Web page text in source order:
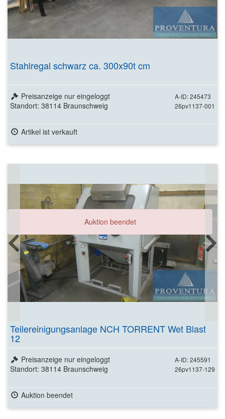
Stahlregal schwarz ca. 300x90t cm
A-ID: 245473
26pv1137-001
Preisanzeige nur eingeloggt
Standort: 38114 Braunschweig
Artikel ist verkauft
Auktion beendet
Teilereinigungsanlage NCH TORRENT Wet Blast
12
A-ID: 245591
26pv1137-129
Preisanzeige nur eingeloggt
Standort: 38114 Braunschweig
Auktion beendet